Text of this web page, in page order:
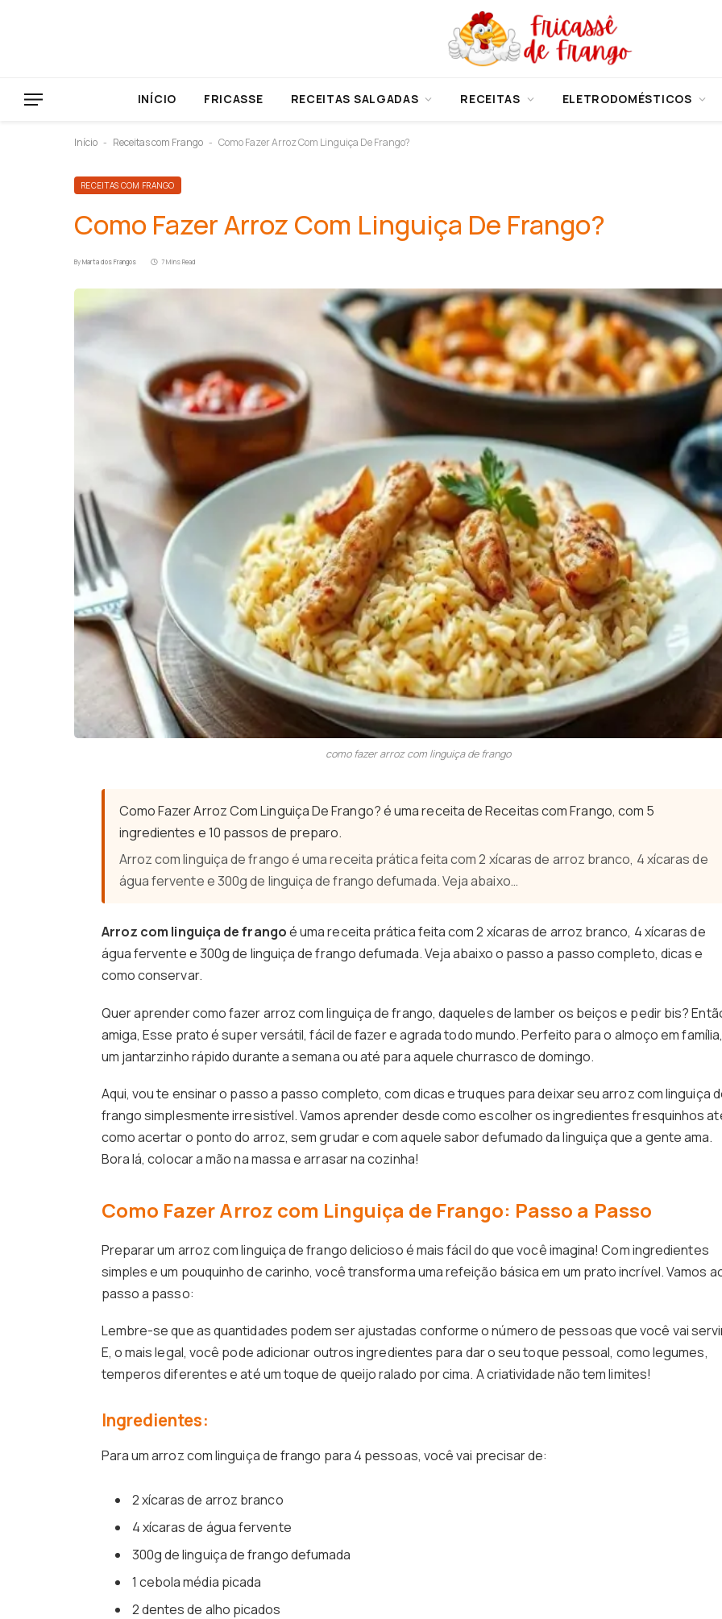
INÍCIO FRICASSE RECEITAS SALGADAS RECEITAS ELETRODOMÉSTICOS
Início - Receitas com Frango - Como Fazer Arroz Com Linguiça De Frango?
RECEITAS COM FRANGO
Como Fazer Arroz Com Linguiça De Frango?
ByMarta dos Frangos 7 Mins Read
como fazer arroz com linguiça de frango
Como Fazer Arroz Com Linguiça De Frango? é uma receita de Receitas com Frango, com 5
ingredientes e 10 passos de preparo.
Arroz com linguiça de frango é uma receita prática feita com 2 xícaras de arroz branco, 4 xícaras de
água fervente e 300g de linguiça de frango defumada. Veja abaixo…
Arroz com linguiça de frangoé uma receita prática feita com 2 xícaras de arroz branco, 4 xícaras de
água fervente e 300g de linguiça de frango defumada. Veja abaixo o passo a passo completo, dicas e
como conservar.
Quer aprender como fazer arroz com linguiça de frango, daqueles de lamber os beiços e pedir bis?
amiga, Esse prato é super versátil, fácil de fazer e agrada todo mundo. Perfeito para o almoço em família,
um jantarzinho rápido durante a semana ou até para aquele churrasco de domingo.
Aqui, vou te ensinar o passo a passo completo, com dicas e truques para deixar seu arroz com linguiça
frango simplesmente irresistível. Vamos aprender desde como escolher os ingredientes fresquinhos
como acertar o ponto do arroz, sem grudar e com aquele sabor defumado da linguiça que a gente ama.
Bora lá, colocar a mão na massa e arrasar na cozinha!
Como Fazer Arroz com Linguiça de Frango: Passo a Passo
Preparar um arroz com linguiça de frango delicioso é mais fácil do que você imagina! Com ingredientes
simples e um pouquinho de carinho, você transforma uma refeição básica em um prato incrível. Vamos
passo a passo:
Lembre-se que as quantidades podem ser ajustadas conforme o número de pessoas que você vai
E, o mais legal, você pode adicionar outros ingredientes para dar o seu toque pessoal, como legumes,
temperos diferentes e até um toque de queijo ralado por cima. A criatividade não tem limites!
Ingredientes:
Para um arroz com linguiça de frango para 4 pessoas, você vai precisar de:
2 xícaras de arroz branco
4 xícaras de água fervente
300g de linguiça de frango defumada
1 cebola média picada
2 dentes de alho picados